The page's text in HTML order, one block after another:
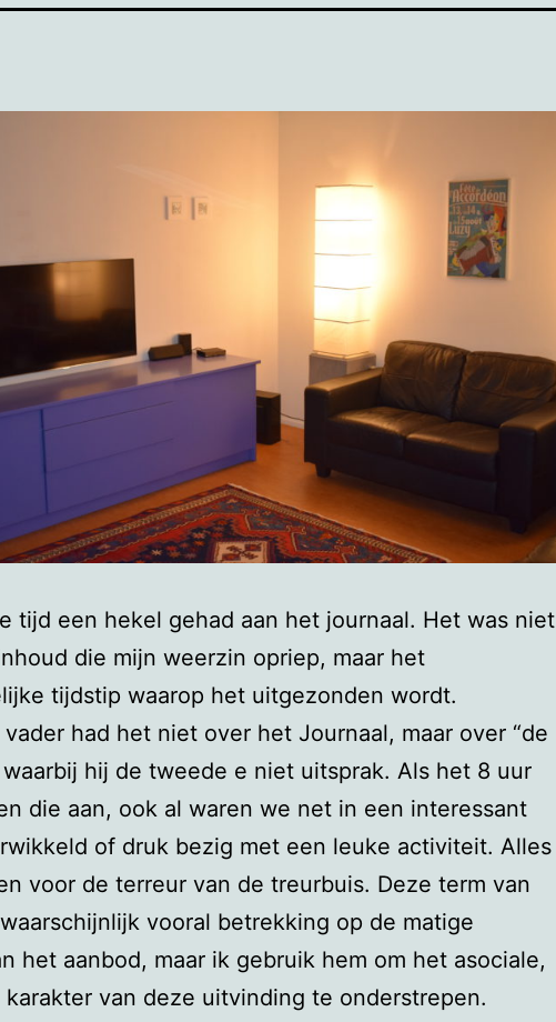
tijd een hekel gehad aan het journaal. Het was niet
die mijn weerzin opriep, maar het
tijdstip waarop het uitgezonden wordt.
had het niet over het Journaal, maar over “de
waarbij hij de tweede e niet uitsprak. Als het 8 uur
die aan, ook al waren we net in een interessant
of druk bezig met een leuke activiteit. Alles
voor de terreur van de treurbuis. Deze term van
vooral betrekking op de matige
het aanbod, maar ik gebruik hem om het asociale,
van deze uitvinding te onderstrepen.